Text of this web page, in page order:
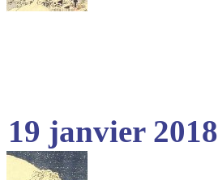
19 janvier 2018